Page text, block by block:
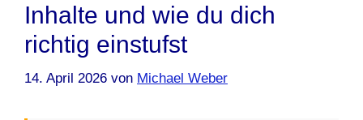
Inhalte und wie du dich
richtig einstufst
14. April 2026 von Michael Weber